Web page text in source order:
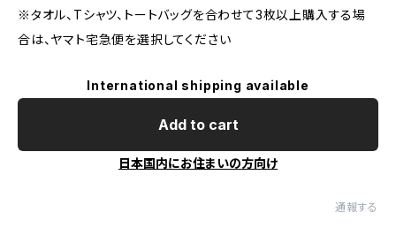
※タオル、Tシャツ、トートバッグを合わせて3枚以上購入する場
合は、ヤマト宅急便を選択してください
International shipping available
Add to cart
日本国内にお住まいの方向け
通報する